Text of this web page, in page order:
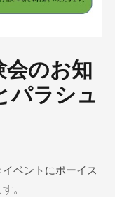
のお知
パラシュ
ベントにボーイス
。